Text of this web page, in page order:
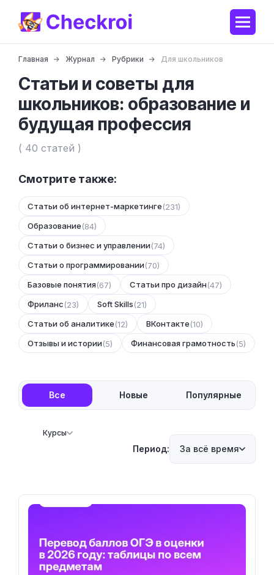
Главная Журнал Рубрики Для школьников
Статьи и советы для
школьников: образование и
будущая профессия
( 40 статей )
Смотрите также:
Статьи об интернет-маркетинге(231)
Образование(84)
Статьи о бизнес и управлении(74)
Статьи о программировании(70)
Базовые понятия(67) Статьи про дизайн(47)
Фриланс(23) Soft Skills(21)
Статьи об аналитике(12) ВКонтакте(10)
Отзывы и истории(5) Финансовая грамотность(5)
Все Новые Популярные
Курсы
Период: За всё время